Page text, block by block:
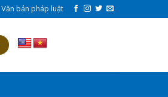
Văn bản pháp luật